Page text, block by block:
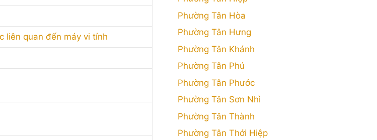
liên quan đến máy vi tính
Phường Tân Hòa
Phường Tân Hưng
Phường Tân Khánh
Phường Tân Phú
Phường Tân Phước
Phường Tân Sơn Nhì
Phường Tân Thành
Phường Tân Thới Hiệp